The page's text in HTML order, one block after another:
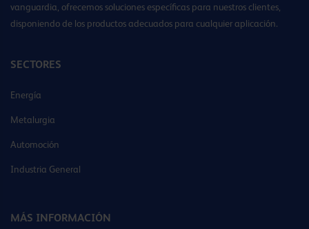
vanguardia, ofrecemos soluciones específicas para nuestros clientes,
disponiendo de los productos adecuados para cualquier aplicación.
SECTORES
Energía
Metalurgia
Automoción
Industria General
MÁS INFORMACIÓN